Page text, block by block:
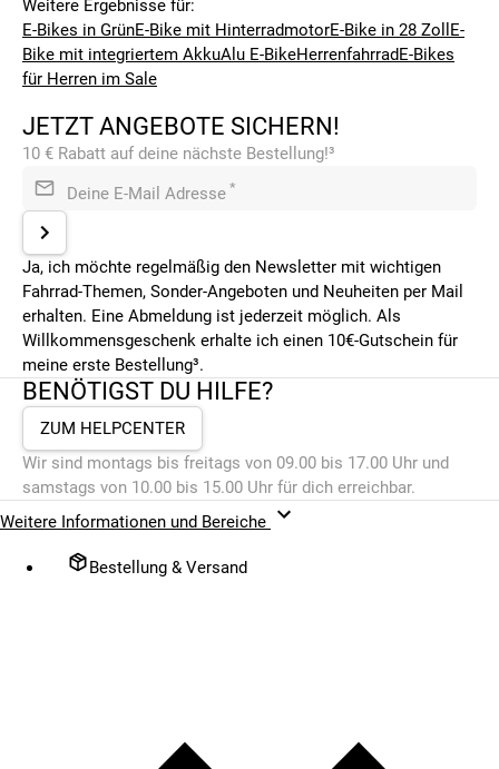
Weitere Ergebnisse für:
E-Bikes in GrünE-Bike mit HinterradmotorE-Bike in 28 Zoll E-
Bike mit integriertem AkkuAlu E-BikeHerrenfahrradE-Bikes
für Herren im Sale
JETZT ANGEBOTE SICHERN!
10 € Rabatt auf deine nächste Bestellung!³
Deine E-Mail Adresse *
Ja, ich möchte regelmäßig den Newsletter mit wichtigen
Fahrrad-Themen, Sonder-Angeboten und Neuheiten per Mail
erhalten. Eine Abmeldung ist jederzeit möglich. Als
Willkommensgeschenk erhalte ich einen 10€-Gutschein für
meine erste Bestellung³.
BENÖTIGST DU HILFE?
ZUM HELPCENTER
Wir sind montags bis freitags von 09.00 bis 17.00 Uhr und
samstags von 10.00 bis 15.00 Uhr für dich erreichbar.
Weitere Informationen und Bereiche
Bestellung & Versand